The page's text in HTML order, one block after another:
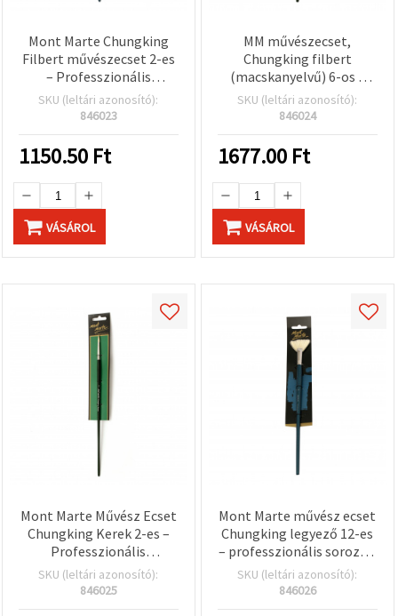
Mont Marte Chungking
Filbert művészecset 2-es
– Professzionális
sorozatú olajfestő ecset,
természetes sörte
SKU (leltári azonosító):
846023
1150.50 Ft
VÁSÁROL
MM művészecset,
Chungking filbert
(macskanyelvű) 6-os –
professzionális sorozat
olajfestő ecset,
természetes disznósörte
SKU (leltári azonosító):
846024
1677.00 Ft
VÁSÁROL
Mont Marte Művész Ecset
Chungking Kerek 2-es –
Professzionális
természetes sertéssörte
olajfestő ecset kreatív
hobbihoz
SKU (leltári azonosító):
846025
Mont Marte művész ecset
Chungking legyező 12-es
– professzionális sorozat,
természetes sörtéjű
olajfestő ecset
SKU (leltári azonosító):
846026